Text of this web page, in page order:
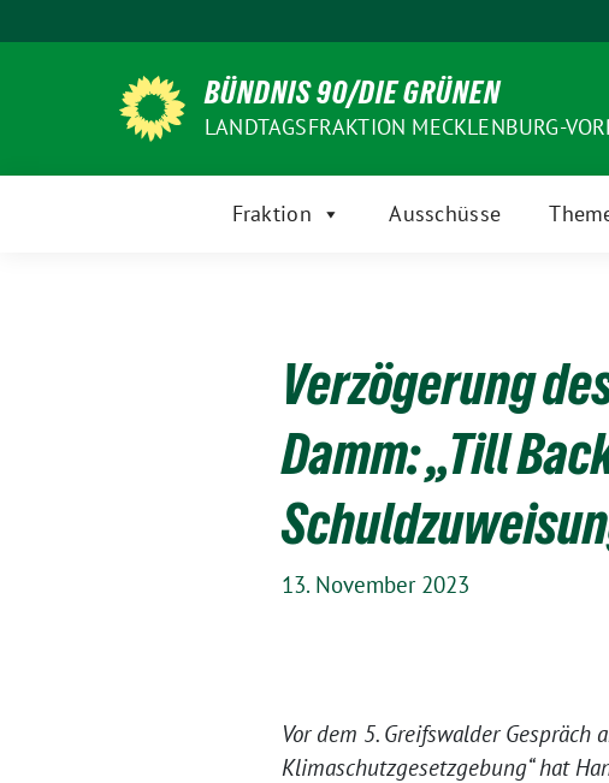
zum
BÜNDNIS 90/DIE GRÜNEN
LANDTAGSFRAKTION MECKLENBURG-
Fraktion Ausschüsse
Verzögerung
Damm: „Till
13. November 2023
Vor dem 5. Greifswalder
Klimaschutzgesetzgebung“ hat